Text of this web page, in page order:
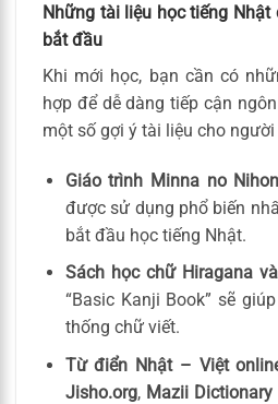
Những tài liệu học tiếng
bắt đầu
Khi mới học, bạn cần có
hợp để dễ dàng tiếp cận
một số gợi ý tài liệu cho người
Giáo trình Minna no
được sử dụng phổ biến
bắt đầu học tiếng Nhật.
Sách học chữ Hiragana
“Basic Kanji Book” sẽ
thống chữ viết.
Từ điển Nhật – Việt
Jisho.org, Mazii Dictionary